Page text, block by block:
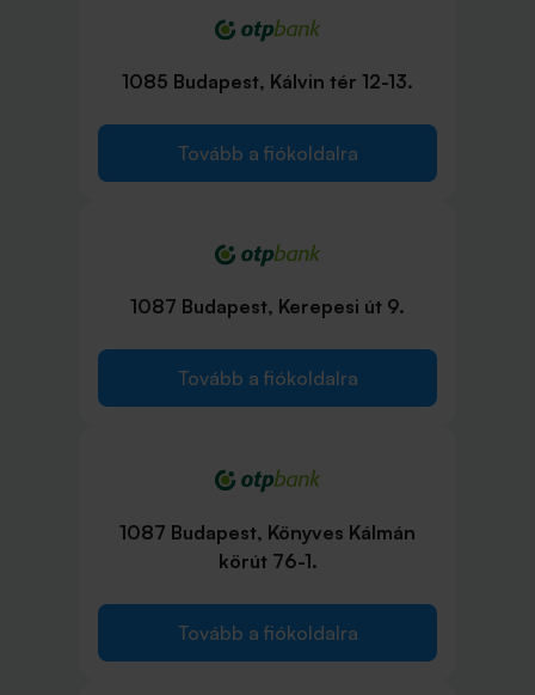
1085 Budapest, Kálvin tér 12-13.
Tovább a fiókoldalra
1087 Budapest, Kerepesi út 9.
Tovább a fiókoldalra
1087 Budapest, Könyves Kálmán
körút 76-1.
Tovább a fiókoldalra